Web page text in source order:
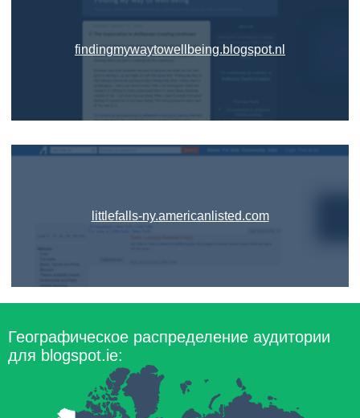
findingmywaytowellbeing.blogspot.nl
littlefalls-ny.americanlisted.com
Географическое распределение аудитории
для blogspot.ie: